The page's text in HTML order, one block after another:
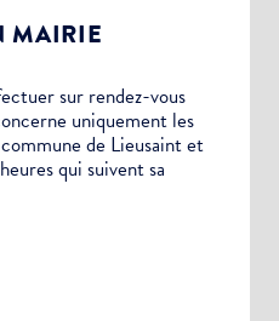
MAIRIE
sur rendez-vous
uniquement les
de Lieusaint et
qui suivent sa